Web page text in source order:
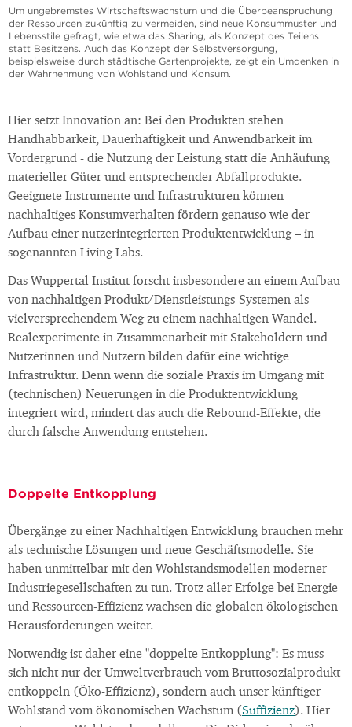
Um ungebremstes Wirtschaftswachstum und die Überbeanspruchung
der Ressourcen zukünftig zu vermeiden, sind neue Konsummuster und
Lebensstile gefragt, wie etwa das Sharing, als Konzept des Teilens
statt Besitzens. Auch das Konzept der Selbstversorgung,
beispielsweise durch städtische Gartenprojekte, zeigt ein Umdenken in
der Wahrnehmung von Wohlstand und Konsum.
Hier setzt Innovation an: Bei den Produkten stehen
Handhabbarkeit, Dauerhaftigkeit und Anwendbarkeit im
Vordergrund - die Nutzung der Leistung statt die Anhäufung
materieller Güter und entsprechender Abfallprodukte.
Geeignete Instrumente und Infrastrukturen können
nachhaltiges Konsumverhalten fördern genauso wie der
Aufbau einer nutzerintegrierten Produktentwicklung – in
sogenannten Living Labs.
Das Wuppertal Institut forscht insbesondere an einem Aufbau
von nachhaltigen Produkt/Dienstleistungs-Systemen als
vielversprechendem Weg zu einem nachhaltigen Wandel.
Realexperimente in Zusammenarbeit mit Stakeholdern und
Nutzerinnen und Nutzern bilden dafür eine wichtige
Infrastruktur. Denn wenn die soziale Praxis im Umgang mit
(technischen) Neuerungen in die Produktentwicklung
integriert wird, mindert das auch die Rebound-Effekte, die
durch falsche Anwendung entstehen.
Doppelte Entkopplung
Übergänge zu einer Nachhaltigen Entwicklung brauchen mehr
als technische Lösungen und neue Geschäftsmodelle. Sie
haben unmittelbar mit den Wohlstandsmodellen moderner
Industriegesellschaften zu tun. Trotz aller Erfolge bei Energie-
und Ressourcen-Effizienz wachsen die globalen ökologischen
Herausforderungen weiter.
Notwendig ist daher eine "doppelte Entkopplung": Es muss
sich nicht nur der Umweltverbrauch vom Bruttosozialprodukt
entkoppeln (Öko-Effizienz), sondern auch unser künftiger
Wohlstand vom ökonomischen Wachstum (Suffizienz). Hier